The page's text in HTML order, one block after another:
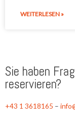
WEITERLESEN »
Sie haben
reservieren?
+43 1 3618165 –